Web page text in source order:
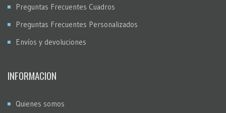
Preguntas Frecuentes Cuadros
Preguntas Frecuentes Personalizados
Envíos y devoluciones
INFORMACION
Quienes somos